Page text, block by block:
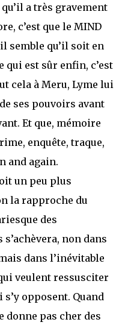
a très gravement
c’est que le MIND
semble qu’il soit en
qui est sûr enfin, c’est
cela à Meru, Lyme lui
ses pouvoirs avant
Et que, mémoire
enquête, traque,
and again.
un peu plus
la rapproche du
des
non dans
dans l’inévitable
veulent ressusciter
opposent. Quand
donne pas cher des